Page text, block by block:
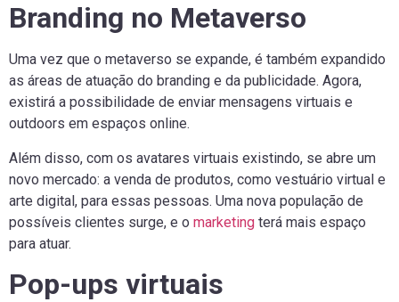
Branding no Metaverso
Uma vez que o metaverso se expande, é também expandido
as áreas de atuação do branding e da publicidade. Agora,
existirá a possibilidade de enviar mensagens virtuais e
outdoors em espaços online.
Além disso, com os avatares virtuais existindo, se abre um
novo mercado: a venda de produtos, como vestuário virtual e
arte digital, para essas pessoas. Uma nova população de
possíveis clientes surge, e o marketing terá mais espaço
para atuar.
Pop-ups virtuais